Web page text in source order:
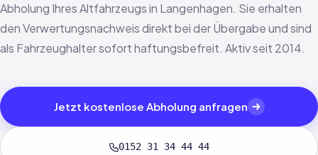
Abholung Ihres Altfahrzeugs in Langenhagen. Sie erhalten
den Verwertungsnachweis direkt bei der Übergabe und sind
als Fahrzeughalter sofort haftungsbefreit. Aktiv seit 2014.
Jetzt kostenlose Abholung anfragen
0152 31 34 44 44